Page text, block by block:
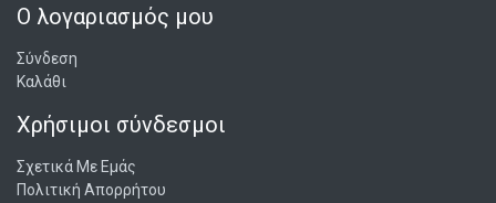
Ο λογαριασμός μου
Σύνδεση
Καλάθι
Χρήσιμοι σύνδεσμοι
Σχετικά Με Εμάς
Πολιτική Απορρήτου